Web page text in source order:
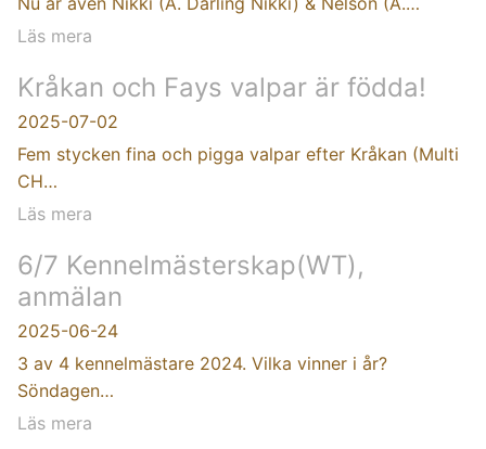
Läs mera
Kråkan och Fays valpar är födda!
2025-07-02
Fem stycken fina och pigga valpar efter Kråkan (Multi
CH…
Läs mera
6/7 Kennelmästerskap(WT),
anmälan
2025-06-24
3 av 4 kennelmästare 2024. Vilka vinner i år?
Söndagen…
Läs mera